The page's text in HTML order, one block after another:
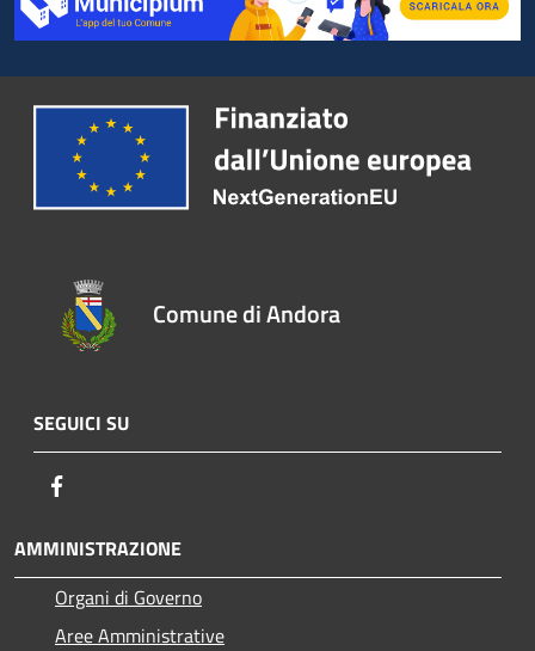
Comune di Andora
SEGUICI SU
AMMINISTRAZIONE
Organi di Governo
Aree Amministrative